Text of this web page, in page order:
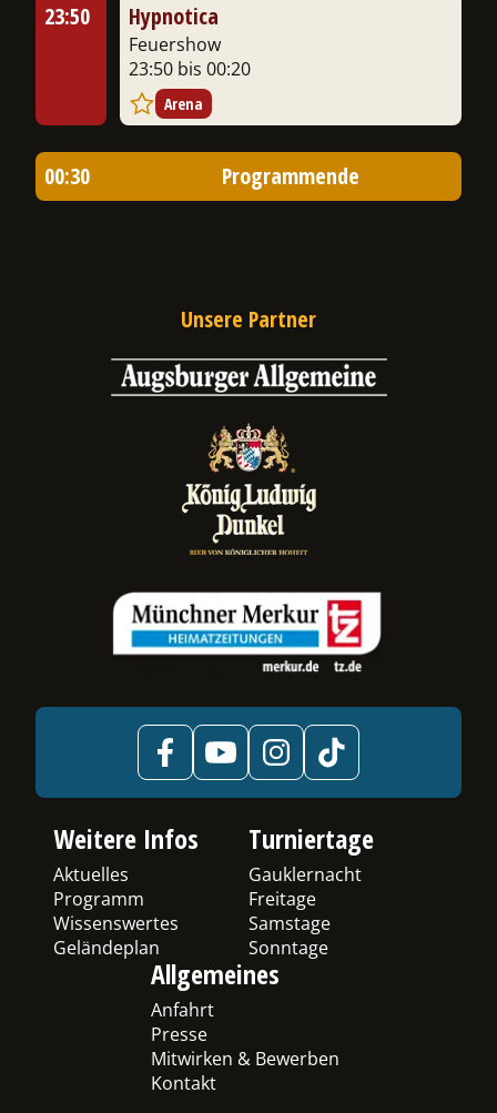
23:50 Hypnotica
Feuershow
23:50 bis 00:20
Arena
00:30 Programmende
Unsere Partner
Weitere Infos
Aktuelles
Programm
Wissenswertes
Geländeplan
Turniertage
Gauklernacht
Freitage
Samstage
Sonntage
Allgemeines
Anfahrt
Presse
Mitwirken & Bewerben
Kontakt